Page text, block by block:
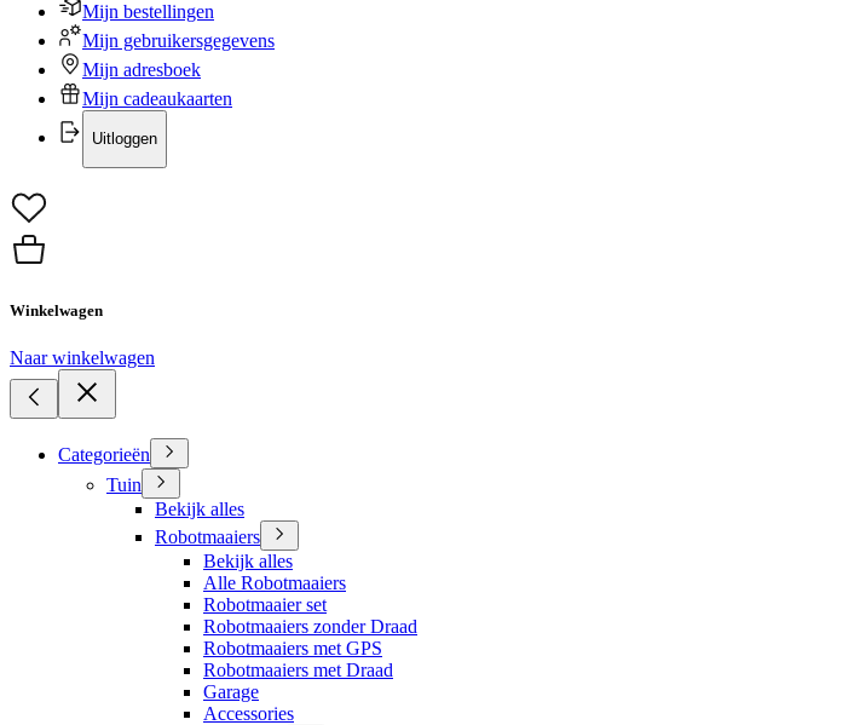
Mijn bestellingen
Mijn gebruikersgegevens
Mijn adresboek
Mijn cadeaukaarten
Uitloggen
Winkelwagen
Naar winkelwagen
Categorieën
Tuin
Bekijk alles
Robotmaaiers
Bekijk alles
Alle Robotmaaiers
Robotmaaier set
Robotmaaiers zonder Draad
Robotmaaiers met GPS
Robotmaaiers met Draad
Garage
Accessories